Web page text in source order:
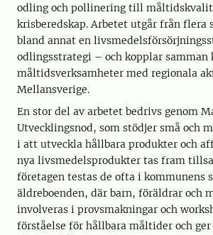
odling och pollinering till
krisberedskap. Arbetet utgår från flera
bland annat en
odlingsstrategi – och kopplar samman
måltidsverksamheter med regionala
Mellansverige.
En stor del av arbetet bedrivs genom
Utvecklingsnod, som stödjer små och
i att utveckla hållbara produkter och
nya livsmedelsprodukter tas fram
företagen testas de ofta i kommunens
äldreboenden, där barn, föräldrar och
involveras i provsmakningar och
förståelse för hållbara måltider och